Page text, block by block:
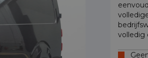
volledig